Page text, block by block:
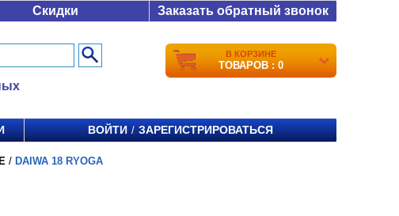
Скидки Заказать обратный звонок
В КОРЗИНЕ
ТОВАРОВ : 0
ВОЙТИ / ЗАРЕГИСТРИРОВАТЬСЯ
/ DAIWA 18 RYOGA